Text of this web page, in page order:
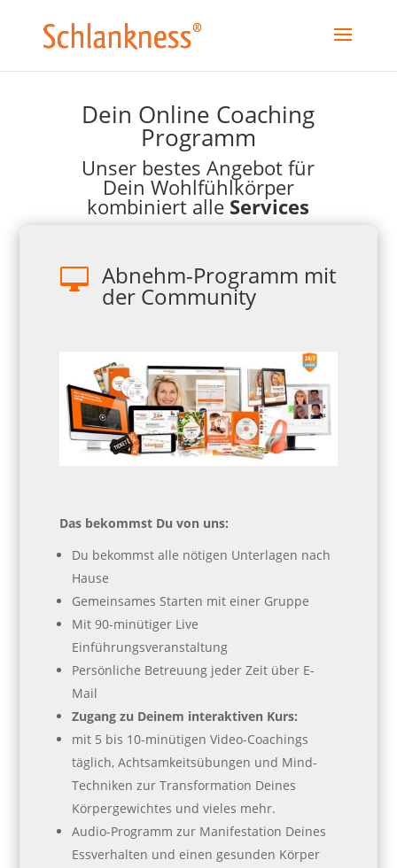
Dein Online Coaching
Programm
Unser bestes Angebot für
Dein Wohlfühlkörper
kombiniert alle Services
 Abnehm-Programm mit
der Community
Das bekommst Du von uns:
Du bekommst alle nötigen Unterlagen nach
Hause
Gemeinsames Starten mit einer Gruppe
Mit 90-minütiger Live
Einführungsveranstaltung
Persönliche Betreuung jeder Zeit über E-
Mail
Zugang zu Deinem interaktiven Kurs:
mit 5 bis 10-minütigen Video-Coachings
täglich, Achtsamkeitsübungen und Mind-
Techniken zur Transformation Deines
Körpergewichtes und vieles mehr.
Audio-Programm zur Manifestation Deines
Essverhalten und einen gesunden Körper